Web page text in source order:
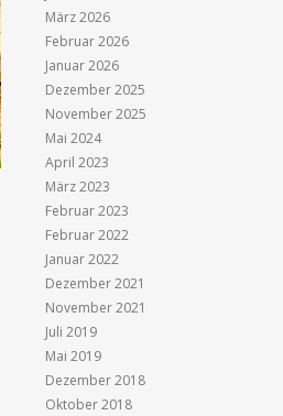
März 2026
Februar 2026
Januar 2026
Dezember 2025
November 2025
Mai 2024
April 2023
März 2023
Februar 2023
Februar 2022
Januar 2022
Dezember 2021
November 2021
Juli 2019
Mai 2019
Dezember 2018
Oktober 2018